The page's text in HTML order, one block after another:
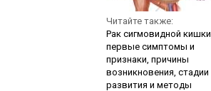
Читайте также:
Рак сигмовидной кишки,
первые симптомы и
признаки, причины
возникновения, стадии
развития и методы